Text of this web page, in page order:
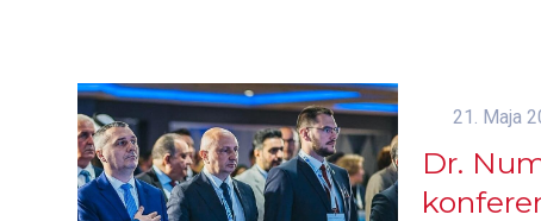
21. Maja
Dr.